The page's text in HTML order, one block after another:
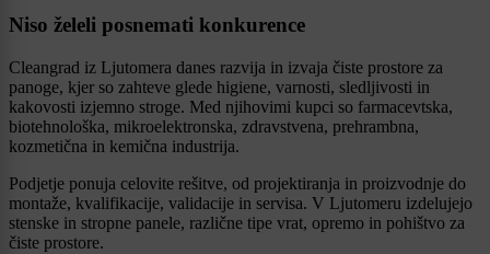
Niso želeli posnemati konkurence
Cleangrad iz Ljutomera danes razvija in izvaja čiste prostore za
panoge, kjer so zahteve glede higiene, varnosti, sledljivosti in
kakovosti izjemno stroge. Med njihovimi kupci so farmacevtska,
biotehnološka, mikroelektronska, zdravstvena, prehrambna,
kozmetična in kemična industrija.
Podjetje ponuja celovite rešitve, od projektiranja in proizvodnje do
montaže, kvalifikacije, validacije in servisa. V Ljutomeru izdelujejo
stenske in stropne panele, različne tipe vrat, opremo in pohištvo za
čiste prostore.